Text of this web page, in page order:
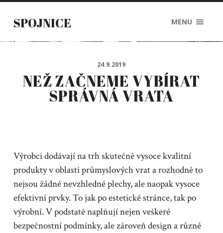
SPOJNICE MENU
24.9.2019
NEŽ ZAČNEME VYBÍRAT
SPRÁVNÁ VRATA
Výrobci dodávají na trh skutečně vysoce kvalitní
produkty v oblasti průmyslových vrat a rozhodně to
nejsou žádné nevzhledné plechy, ale naopak vysoce
efektivní prvky. To jak po estetické stránce, tak po
výrobní. V podstatě naplňují nejen veškeré
bezpečnostní podmínky, ale zároveň design a různé